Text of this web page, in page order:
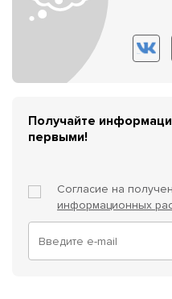
Получайте
первыми!
Согласие на
информационных